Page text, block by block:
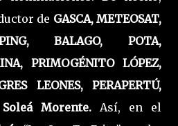
de GASCA, METEOSAT,
BALAGO, POTA,
PRIMOGÉNITO LÓPEZ,
LEONES, PERAPERTÚ,
Soleá Morente. Así, en el